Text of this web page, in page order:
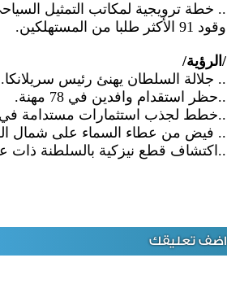
.. خطة ترويجية لمكاتب التمثيل
وقود 91 الأكثر طلبا من المستهلكين.
/الرؤية/
.. جلالة السلطان يهنئ رئيس سريلانكا.
..حظر استقدام وافدين في 78 مهنة.
..خطط لجذب استثمارات مستدامة في
.. فيض من عطاء السماء على شمال
..اكتشاف قطع نيزكية بالسلطنة ذات
اضف تعليقك